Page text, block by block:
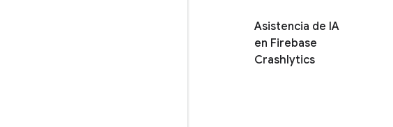
Asistencia de IA
en Firebase
Crashlytics